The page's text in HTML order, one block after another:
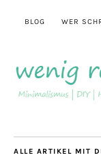
BLOG WER
ALLE ARTIKEL MIT